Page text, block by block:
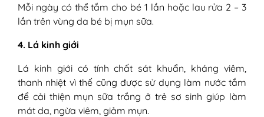
Mỗi ngày có thể tắm cho bé 1 lần hoặc lau rửa 2 – 3
lần trên vùng da bé bị mụn sữa.
4. Lá kinh giới
Lá kinh giới có tính chất sát khuẩn, kháng viêm,
thanh nhiệt vì thế cũng được sử dụng làm nước tắm
để cải thiện mụn sữa trắng ở trẻ sơ sinh giúp làm
mát da, ngừa viêm, giảm mụn.